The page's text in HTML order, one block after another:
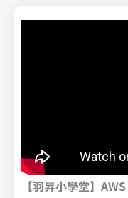
【羽昇小學堂】